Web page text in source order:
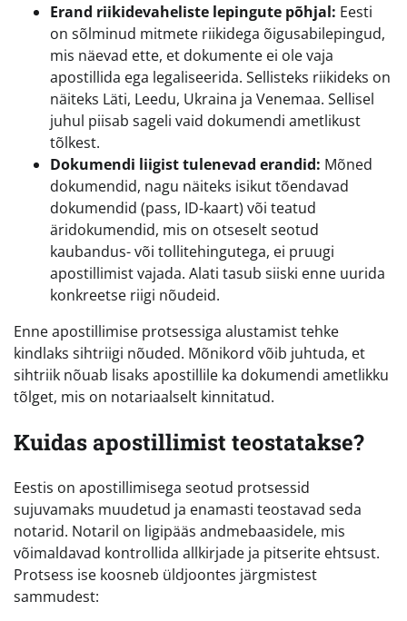
Erand riikidevaheliste lepingute põhjal: Eesti
on sõlminud mitmete riikidega õigusabilepingud,
mis näevad ette, et dokumente ei ole vaja
apostillida ega legaliseerida. Sellisteks riikideks on
näiteks Läti, Leedu, Ukraina ja Venemaa. Sellisel
juhul piisab sageli vaid dokumendi ametlikust
tõlkest.
Dokumendi liigist tulenevad erandid: Mõned
dokumendid, nagu näiteks isikut tõendavad
dokumendid (pass, ID-kaart) või teatud
äridokumendid, mis on otseselt seotud
kaubandus- või tollitehingutega, ei pruugi
apostillimist vajada. Alati tasub siiski enne uurida
konkreetse riigi nõudeid.
Enne apostillimise protsessiga alustamist tehke
kindlaks sihtriigi nõuded. Mõnikord võib juhtuda, et
sihtriik nõuab lisaks apostillile ka dokumendi ametlikku
tõlget, mis on notariaalselt kinnitatud.
Kuidas apostillimist teostatakse?
Eestis on apostillimisega seotud protsessid
sujuvamaks muudetud ja enamasti teostavad seda
notarid. Notaril on ligipääs andmebaasidele, mis
võimaldavad kontrollida allkirjade ja pitserite ehtsust.
Protsess ise koosneb üldjoontes järgmistest
sammudest: